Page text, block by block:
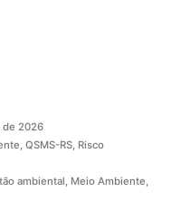
de 2026
, QSMS-RS, Risco
ambiental, Meio Ambiente,